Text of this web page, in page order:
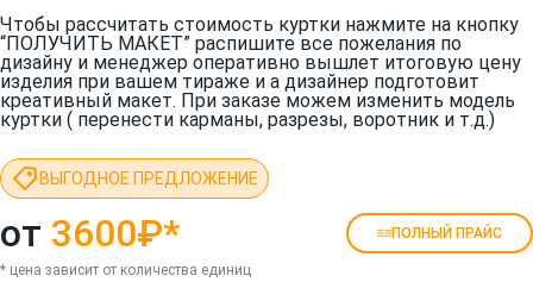
Чтобы рассчитать стоимость куртки нажмите на кнопку
“ПОЛУЧИТЬ МАКЕТ” распишите все пожелания по
дизайну и менеджер оперативно вышлет итоговую цену
изделия при вашем тираже и а дизайнер подготовит
креативный макет. При заказе можем изменить модель
куртки ( перенести карманы, разрезы, воротник и т.д.)
ВЫГОДНОЕ ПРЕДЛОЖЕНИЕ
от 3600₽* ПОЛНЫЙ ПРАЙС
* цена зависит от количества единиц